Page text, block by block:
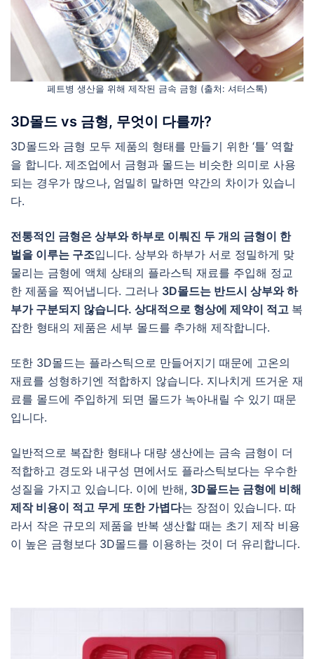
페트병 생산을 위해 제작된 금속 금형 (출처: 셔터스톡)
3D몰드 vs 금형, 무엇이 다를까?
3D몰드와 금형 모두 제품의 형태를 만들기 위한 ‘틀’ 역할
을 합니다. 제조업에서 금형과 몰드는 비슷한 의미로 사용
되는 경우가 많으나, 엄밀히 말하면 약간의 차이가 있습니
다.
전통적인 금형은 상부와 하부로 이뤄진 두 개의 금형이 한
벌을 이루는 구조입니다. 상부와 하부가 서로 정밀하게 맞
물리는 금형에 액체 상태의 플라스틱 재료를 주입해 정교
한 제품을 찍어냅니다. 그러나 3D몰드는 반드시 상부와 하
부가 구분되지 않습니다. 상대적으로 형상에 제약이 적고 복
잡한 형태의 제품은 세부 몰드를 추가해 제작합니다.
또한 3D몰드는 플라스틱으로 만들어지기 때문에 고온의
재료를 성형하기엔 적합하지 않습니다. 지나치게 뜨거운 재
료를 몰드에 주입하게 되면 몰드가 녹아내릴 수 있기 때문
입니다.
일반적으로 복잡한 형태나 대량 생산에는 금속 금형이 더
적합하고 경도와 내구성 면에서도 플라스틱보다는 우수한
성질을 가지고 있습니다. 이에 반해, 3D몰드는 금형에 비해
제작 비용이 적고 무게 또한 가볍다는 장점이 있습니다. 따
라서 작은 규모의 제품을 반복 생산할 때는 초기 제작 비용
이 높은 금형보다 3D몰드를 이용하는 것이 더 유리합니다.